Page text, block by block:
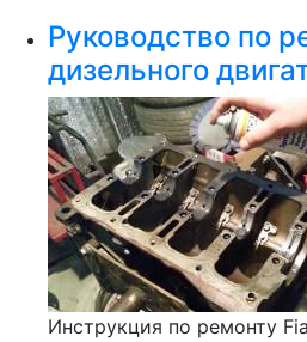
Руководство по
дизельного
Инструкция по ремонту